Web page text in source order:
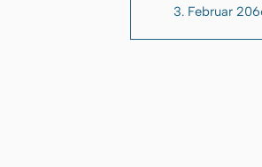
3. Februar